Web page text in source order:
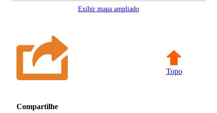
Exibir mapa ampliado
Topo
Compartilhe